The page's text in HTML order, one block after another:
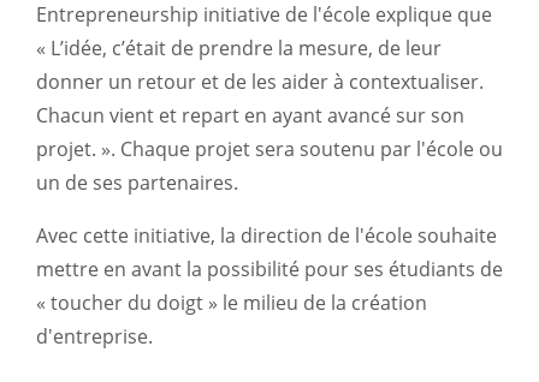
Entrepreneurship initiative de l'école explique que
« L’idée, c’était de prendre la mesure, de leur
donner un retour et de les aider à contextualiser.
Chacun vient et repart en ayant avancé sur son
projet. ». Chaque projet sera soutenu par l'école ou
un de ses partenaires.
Avec cette initiative, la direction de l'école souhaite
mettre en avant la possibilité pour ses étudiants de
« toucher du doigt » le milieu de la création
d'entreprise.